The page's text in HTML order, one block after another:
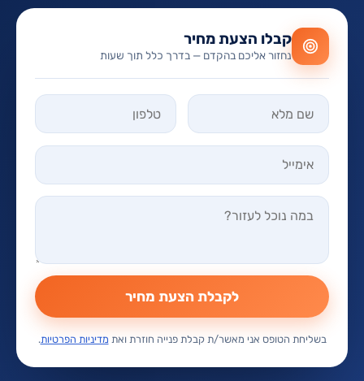
קבלו הצעת מחיר
נחזור אליכם בהקדם — בדרך כלל תוך שעות
לקבלת הצעת מחיר
בשליחת הטופס אני מאשר/ת קבלת פנייה חוזרת ואת מדיניות הפרטיות.
אל תמלאו שדה זה